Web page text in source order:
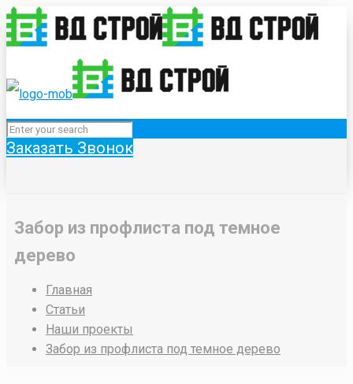
Заказать Звонок
Забор из профлиста под темное
дерево
Главная
Статьи
Наши проекты
Забор из профлиста под темное дерево